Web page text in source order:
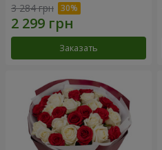
3 284 грн
Заказать